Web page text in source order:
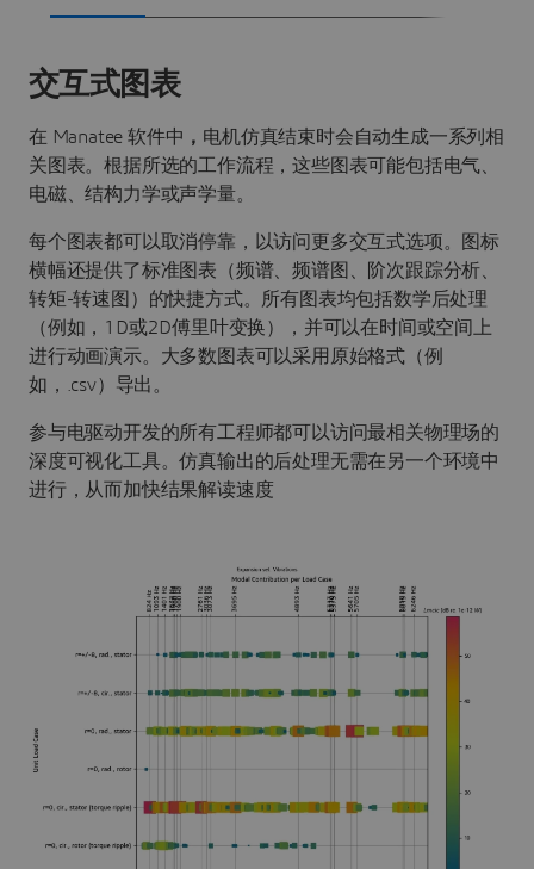
交互式图表
在 Manatee 软件中 ， 电机仿真结束时会自动生成一系列相
关图表。根据所选的工作流程，这些图表可能包括电气、
电磁、结构力学或声学量。
每个图表都可以取消停靠，以访问更多交互式选项。图标
横幅还提供了标准图表（频谱、频谱图、阶次跟踪分析、
转矩-转速图）的快捷方式。所有图表均包括数学后处理
（例如，1D或2D傅里叶变换），并可以在时间或空间上
进行动画演示。大多数图表可以采用原始格式（例
如，.csv）导出。
参与电驱动开发的所有工程师都可以访问最相关物理场的
深度可视化工具。仿真输出的后处理无需在另一个环境中
进行，从而加快结果解读速度